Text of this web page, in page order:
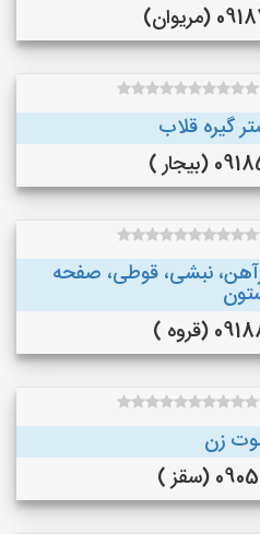
گیره قلاب
)
نبشی، قوطی، صفحه
)
زن
(سقز )